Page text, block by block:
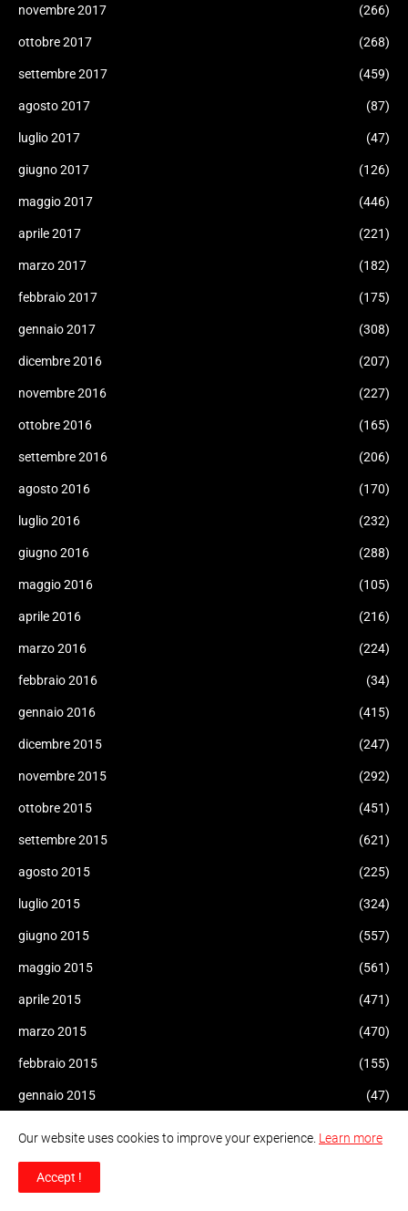
novembre 2017 (266)
ottobre 2017 (268)
settembre 2017 (459)
agosto 2017 (87)
luglio 2017 (47)
giugno 2017 (126)
maggio 2017 (446)
aprile 2017 (221)
marzo 2017 (182)
febbraio 2017 (175)
gennaio 2017 (308)
dicembre 2016 (207)
novembre 2016 (227)
ottobre 2016 (165)
settembre 2016 (206)
agosto 2016 (170)
luglio 2016 (232)
giugno 2016 (288)
maggio 2016 (105)
aprile 2016 (216)
marzo 2016 (224)
febbraio 2016 (34)
gennaio 2016 (415)
dicembre 2015 (247)
novembre 2015 (292)
ottobre 2015 (451)
settembre 2015 (621)
agosto 2015 (225)
luglio 2015 (324)
giugno 2015 (557)
maggio 2015 (561)
aprile 2015 (471)
marzo 2015 (470)
febbraio 2015 (155)
gennaio 2015 (47)
novembre 2014
ottobre 2014
Our website uses cookies to improve your experience. Learn more
Accept !